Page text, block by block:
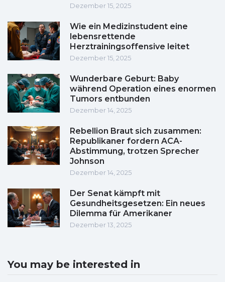
Dezember 15, 2025
Wie ein Medizinstudent eine
lebensrettende
Herztrainingsoffensive leitet
Dezember 15, 2025
Wunderbare Geburt: Baby
während Operation eines enormen
Tumors entbunden
Dezember 14, 2025
Rebellion Braut sich zusammen:
Republikaner fordern ACA-
Abstimmung, trotzen Sprecher
Johnson
Dezember 14, 2025
Der Senat kämpft mit
Gesundheitsgesetzen: Ein neues
Dilemma für Amerikaner
Dezember 13, 2025
You may be interested in